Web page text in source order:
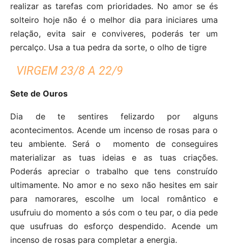
realizar as tarefas com prioridades. No amor se és
solteiro hoje não é o melhor dia para iniciares uma
relação, evita sair e conviveres, poderás ter um
percalço. Usa a tua pedra da sorte, o olho de tigre
VIRGEM 23/8 A 22/9
Sete de Ouros
Dia de te sentires felizardo por alguns
acontecimentos. Acende um incenso de rosas para o
teu ambiente. Será o momento de conseguires
materializar as tuas ideias e as tuas criações.
Poderás apreciar o trabalho que tens construído
ultimamente. No amor e no sexo não hesites em sair
para namorares, escolhe um local romântico e
usufruiu do momento a sós com o teu par, o dia pede
que usufruas do esforço despendido. Acende um
incenso de rosas para completar a energia.